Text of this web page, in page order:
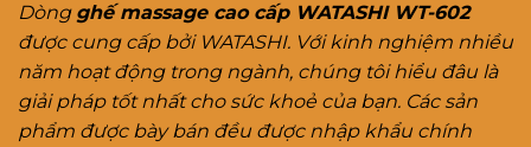
Dòng ghế massage cao cấp WATASHI WT-602
được cung cấp bởi WATASHI. Với kinh nghiệm nhiều
năm hoạt động trong ngành, chúng tôi hiểu đâu là
giải pháp tốt nhất cho sức khoẻ của bạn. Các sản
phẩm được bày bán đều được nhập khẩu chính